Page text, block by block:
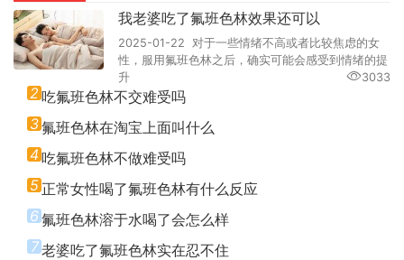
我老婆吃了氟班色林效果还可以
2025-01-22 对于一些情绪不高或者比较焦虑的女
性，服用氟班色林之后，确实可能会感受到情绪的提
升
3033
2 吃氟班色林不交难受吗
3氟班色林在淘宝上面叫什么
4 吃氟班色林不做难受吗
5 正常女性喝了氟班色林有什么反应
6氟班色林溶于水喝了会怎么样
7老婆吃了氟班色林实在忍不住